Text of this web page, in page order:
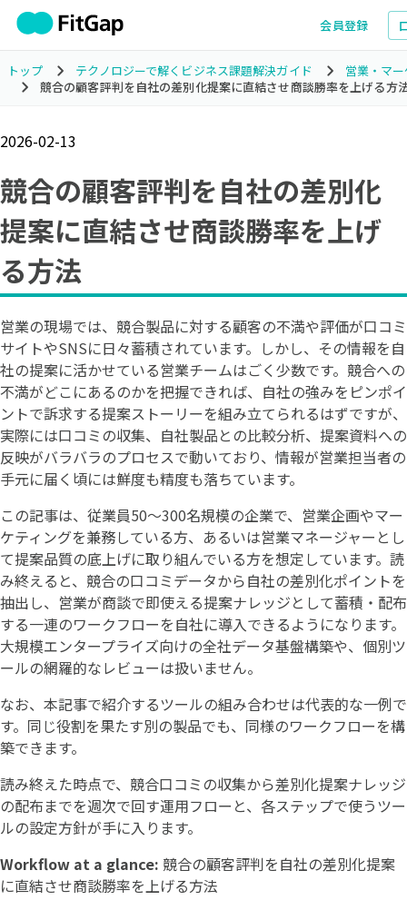
会員登録
トップ テクノロジーで解くビジネス課題解決ガイド
営業・マ
競合の顧客評判を自社の差別化提案に直結させ商談勝率を上げる方
2026-02-13
競合の顧客評判を自社の差別化
提案に直結させ商談勝率を上げ
る方法
営業の現場では、競合製品に対する顧客の不満や評価が口コミ
サイトやSNSに日々蓄積されています。しかし、その情報を自
社の提案に活かせている営業チームはごく少数です。競合への
不満がどこにあるのかを把握できれば、自社の強みをピンポイ
ントで訴求する提案ストーリーを組み立てられるはずですが、
実際には口コミの収集、自社製品との比較分析、提案資料への
反映がバラバラのプロセスで動いており、情報が営業担当者の
手元に届く頃には鮮度も精度も落ちています。
この記事は、従業員50〜300名規模の企業で、営業企画やマー
ケティングを兼務している方、あるいは営業マネージャーとし
て提案品質の底上げに取り組んでいる方を想定しています。読
み終えると、競合の口コミデータから自社の差別化ポイントを
抽出し、営業が商談で即使える提案ナレッジとして蓄積・配布
する一連のワークフローを自社に導入できるようになります。
大規模エンタープライズ向けの全社データ基盤構築や、個別ツ
ールの網羅的なレビューは扱いません。
なお、本記事で紹介するツールの組み合わせは代表的な一例で
す。同じ役割を果たす別の製品でも、同様のワークフローを構
築できます。
読み終えた時点で、競合口コミの収集から差別化提案ナレッジ
の配布までを週次で回す運用フローと、各ステップで使うツー
ルの設定方針が手に入ります。
Workflow at a glance: 競合の顧客評判を自社の差別化提案
に直結させ商談勝率を上げる方法